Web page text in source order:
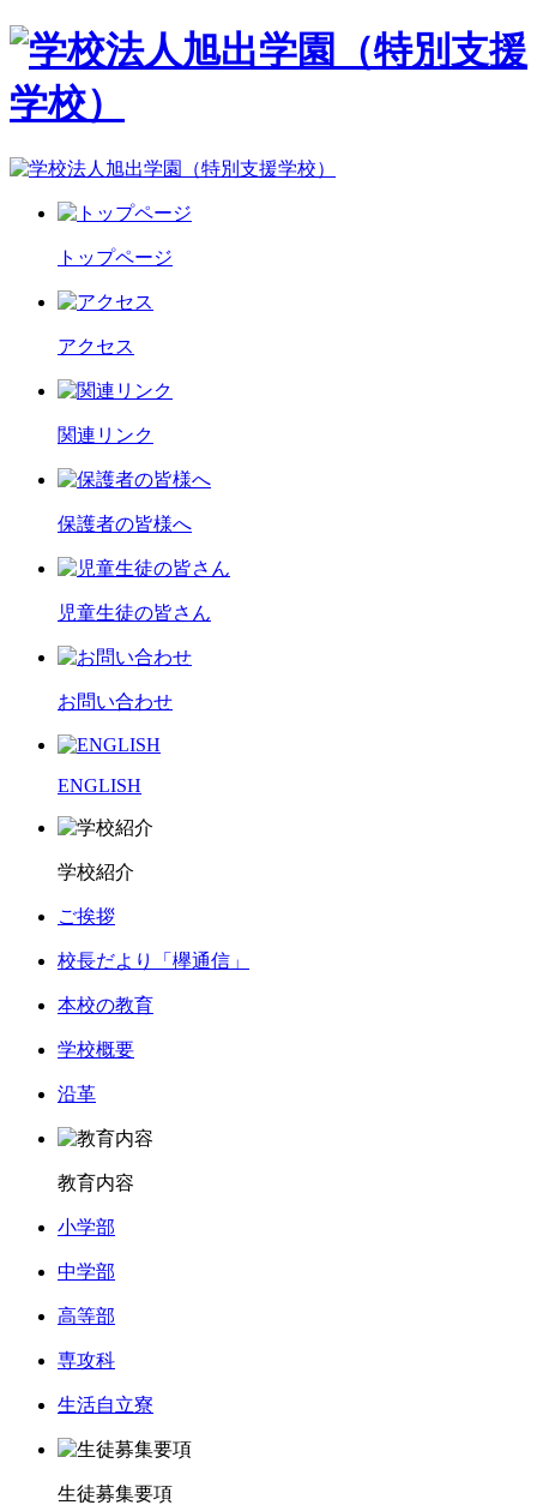
トップページ
アクセス
関連リンク
保護者の皆様へ
児童生徒の皆さん
お問い合わせ
ENGLISH
学校紹介
ご挨拶
校長だより「欅通信」
本校の教育
学校概要
沿革
教育内容
小学部
中学部
高等部
専攻科
生活自立寮
生徒募集要項